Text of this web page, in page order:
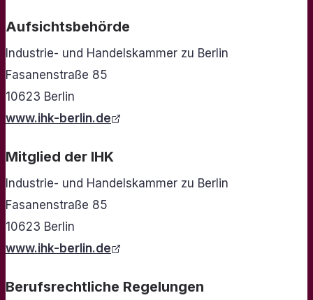
Aufsichtsbehörde
Industrie- und Handelskammer zu Berlin
Fasanenstraße 85
10623 Berlin
www.ihk-berlin.de
Mitglied der IHK
Industrie- und Handelskammer zu Berlin
Fasanenstraße 85
10623 Berlin
www.ihk-berlin.de
Berufsrechtliche Regelungen